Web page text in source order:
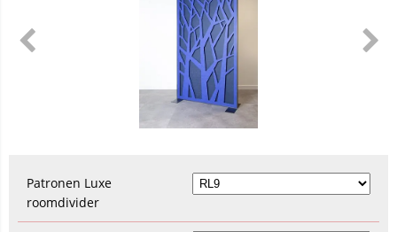
Patronen Luxe
roomdivider